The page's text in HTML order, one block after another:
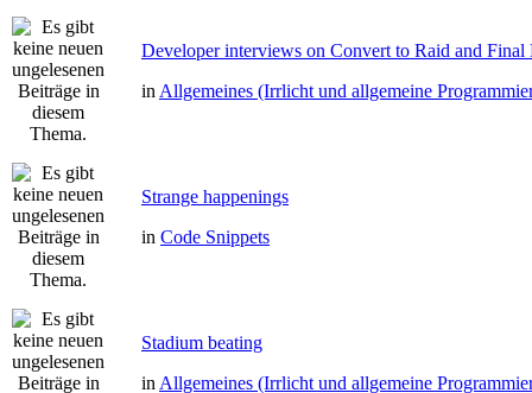
Developer interviews on Convert to Raid and Final
in Allgemeines (Irrlicht und allgemeine
Strange happenings
in Code Snippets
Stadium beating
in Allgemeines (Irrlicht und allgemeine